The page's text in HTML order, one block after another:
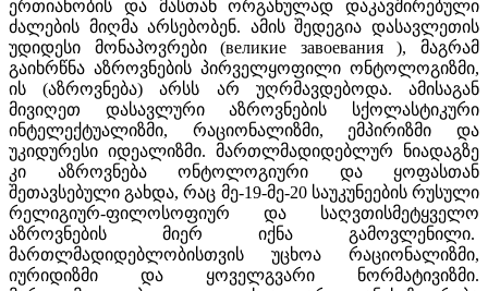
ერთიანობის და მასთან ორგანულად დაკავშირებული
ძალების მიღმა არსებობენ. ამის შედეგია დასავლეთის
უდიდესი მონაპოვრები (великие завоевания ), მაგრამ
გაიხრწნა აზროვნების პირველყოფილი ონტოლოგიზმი,
ის (აზროვნება) არსს არ უღრმავდებოდა. ამისაგან
მივიღეთ დასავლური აზროვნების სქოლასტიკური
ინტელექტუალიზმი, რაციონალიზმი, ემპირიზმი და
უკიდურესი იდეალიზმი. მართლმადიდებლურ ნიადაგზე
კი აზროვნება ონტოლოგიური და ყოფასთან
შეთავსებული გახდა, რაც მე-19-მე-20 საუკუნეების რუსული
რელიგიურ-ფილოსოფიურ და საღვთისმეტყველო
აზროვნების მიერ იქნა გამოვლენილი.
მართლმადიდებლობისთვის უცხოა რაციონალიზმი,
იურიდიზმი და ყოველგვარი ნორმატივიზმი.